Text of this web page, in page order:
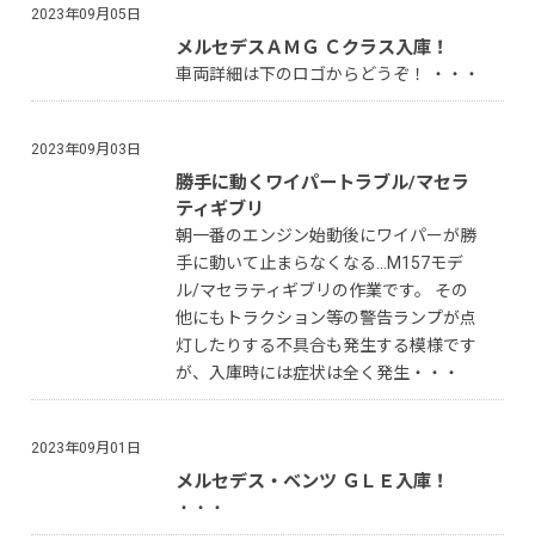
メルセデスＡＭＧ Ｃクラス入庫！
車両詳細は下のロゴからどうぞ！ ・・・
2023年09月05日
勝手に動くワイパートラブル/マセラ
ティギブリ
朝一番のエンジン始動後にワイパーが勝
手に動いて止まらなくなる…M157モデ
ル/マセラティギブリの作業です。 その
他にもトラクション等の警告ランプが点
灯したりする不具合も発生する模様です
が、入庫時には症状は全く発生・・・
2023年09月03日
メルセデス・ベンツ ＧＬＥ入庫！
・・・
2023年09月01日